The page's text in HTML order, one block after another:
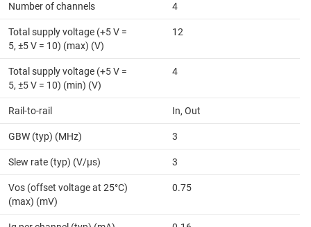
Number of channels 4
Total supply voltage (+5 V =
5, ±5 V = 10) (max) (V)
12
Total supply voltage (+5 V =
5, ±5 V = 10) (min) (V)
4
Rail-to-rail In, Out
GBW (typ) (MHz) 3
Slew rate (typ) (V/µs) 3
Vos (offset voltage at 25°C)
(max) (mV)
0.75